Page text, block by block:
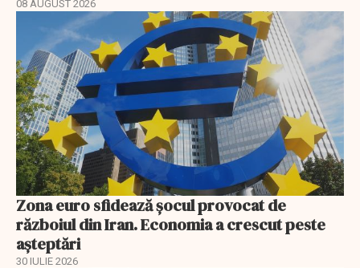
08 AUGUST 2026
Zona euro sfidează șocul provocat de
războiul din Iran. Economia a crescut peste
așteptări
30 IULIE 2026